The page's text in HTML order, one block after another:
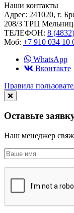
Наши контакты
Адрес: 241020, г.
208/3 ТРЦ
ТЕЛЕФОН: 8
Моб: +7 910 034 10
WhatsApp
Вконтакте
Правила
Оставьте
Наш менеджер